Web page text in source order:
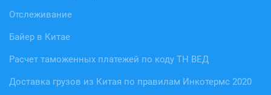
Отслеживание
Байер в Китае
Расчет таможенных платежей по коду ТН ВЕД
Доставка грузов из Китая по правилам Инкотермс 2020